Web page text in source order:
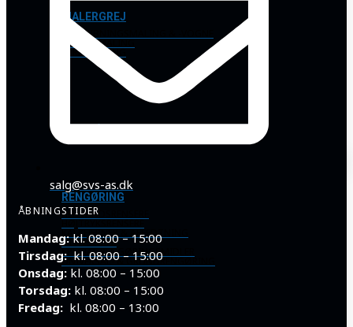
MALERGREJ
AFSTRIBNINGSMALING & -VOGNE
SPECIALMALING
SPRAYMALING
RENGØRING
HEDVANDSRENSERE
HØJTRYKSRENSERE
KALKFJERNER & AFFEDTNING
STØVSUGER
SPECIAL RENGØRINGSMIDLER
UNIVERSAL- & GRUNDRENGØRING
salg@svs-as.dk
ÅBNINGSTIDER
Mandag:kl. 08:00 – 15:00
Tirsdag:kl. 08:00 – 15:00
Onsdag: kl. 08:00 – 15:00
Torsdag: kl. 08:00 – 15:00
Fredag: kl. 08:00 – 13:00